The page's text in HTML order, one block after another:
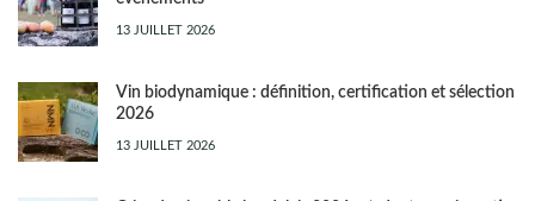
13 JUILLET 2026
Vin biodynamique : définition, certification et sélection
2026
13 JUILLET 2026